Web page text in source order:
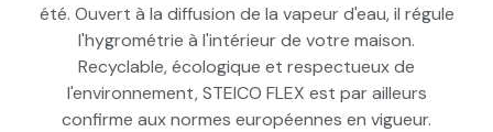
été. Ouvert à la diffusion de la vapeur d'eau, il régule
l'hygrométrie à l'intérieur de votre maison.
Recyclable, écologique et respectueux de
l'environnement, STEICO FLEX est par ailleurs
confirme aux normes européennes en vigueur.